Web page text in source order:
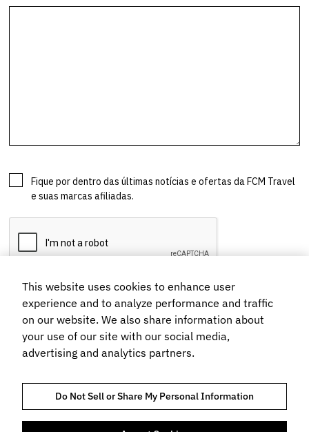
This website uses cookies to enhance user
experience and to analyze performance and traffic
on our website. We also share information about
your use of our site with our social media,
advertising and analytics partners.
Do Not Sell or Share My Personal Information